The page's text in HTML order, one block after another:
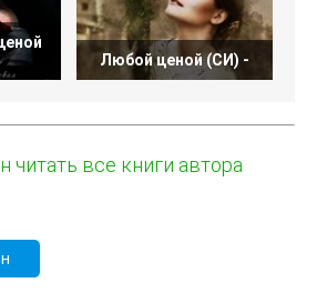
Любой ценой (СИ) -
читать все книги автора